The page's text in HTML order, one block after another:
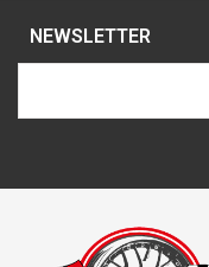
NEWSLETTER